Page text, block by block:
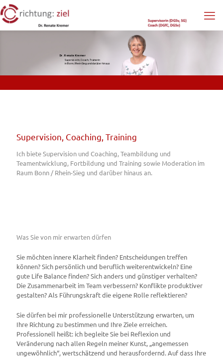
Supervisorin, Coach, Trainerin
in Bonn, Rhein-Sieg und darüber hinaus
Dr. Renate Kremer
Supervision, Coaching, Training
Ich biete Supervision und Coaching, Teambildung und
Teamentwicklung, Fortbildung und Training sowie Moderation im
Raum Bonn / Rhein-Sieg und darüber hinaus an.
Was Sie von mir erwarten dürfen
Sie möchten innere Klarheit finden? Entscheidungen treffen
können? Sich persönlich und beruflich weiterentwickeln? Eine
gute Life Balance finden? Sich anders und günstiger verhalten?
Die Zusammenarbeit im Team verbessern? Konflikte produktiver
gestalten? Als Führungskraft die eigene Rolle reflektieren?
Sie dürfen bei mir professionelle Unterstützung erwarten, um
Ihre Richtung zu bestimmen und Ihre Ziele erreichen.
Professionell heißt: ich begleite Sie bei Reflexion und
Veränderung nach allen Regeln meiner Kunst, „angemessen
ungewöhnlich“, wertschätzend und herausfordernd. Auf dass Ihre